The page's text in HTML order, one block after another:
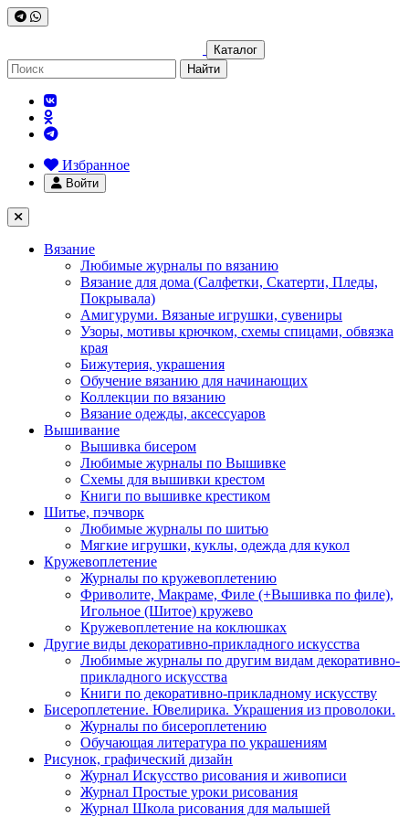
Каталог
Найти
Избранное
Войти
Вязание
Любимые журналы по вязанию
Вязание для дома (Салфетки, Скатерти, Пледы,
Покрывала)
Амигуруми. Вязаные игрушки, сувениры
Узоры, мотивы крючком, схемы спицами, обвязка
края
Бижутерия, украшения
Обучение вязанию для начинающих
Коллекции по вязанию
Вязание одежды, аксессуаров
Вышивание
Вышивка бисером
Любимые журналы по Вышивке
Схемы для вышивки крестом
Книги по вышивке крестиком
Шитье, пэчворк
Любимые журналы по шитью
Мягкие игрушки, куклы, одежда для кукол
Кружевоплетение
Журналы по кружевоплетению
Фриволите, Макраме, Филе (+Вышивка по филе),
Игольное (Шитое) кружево
Кружевоплетение на коклюшках
Другие виды декоративно-прикладного искусства
Любимые журналы по другим видам декоративно-
прикладного искусства
Книги по декоративно-прикладному искусству
Бисероплетение. Ювелирика. Украшения из проволоки.
Журналы по бисероплетению
Обучающая литература по украшениям
Рисунок, графический дизайн
Журнал Искусство рисования и живописи
Журнал Простые уроки рисования
Журнал Школа рисования для малышей